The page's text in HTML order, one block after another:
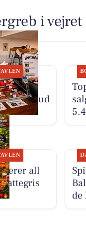
i vejret
disken
all